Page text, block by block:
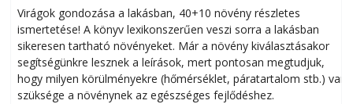
Virágok gondozása a lakásban, 40+10 növény részletes
ismertetése! A könyv lexikonszerűen veszi sorra a lakásban
sikeresen tart­ha­tó növényeket. Már a növény kiválasztásakor
segítségünkre lesznek a leírások, mert pontosan megtudjuk,
hogy milyen körülményekre (hőmérséklet, páratartalom stb.) van
szüksége a növénynek az egészséges fejlődéshez.